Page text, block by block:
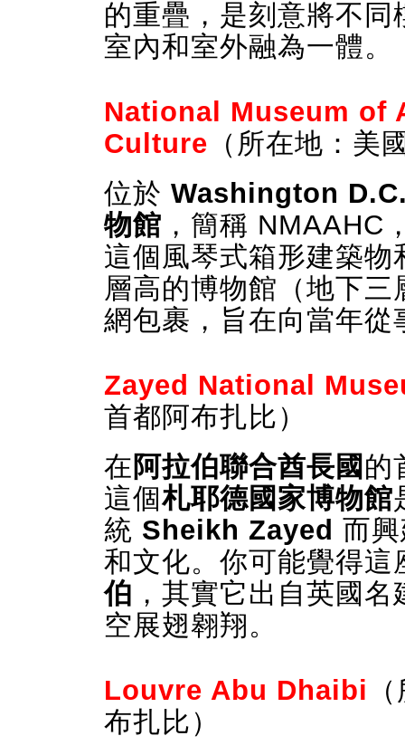
的重疊，是刻意將不
室內和室外融為一體。
National Museum of
Culture （所在地：美
位於 Washington
物館 ，簡稱 NMAAHC
這個風琴式箱形建築
層高的博物館（地下
網包裹，旨在向當年
Zayed National
首都阿布扎比）
在 阿拉伯聯合酋長國 的
這個札耶德國家博物館
統 Sheikh Zayed 而
和文化。你可能覺得
伯 ，其實它出自英國
空展翅翱翔。
Louvre Abu Dhaibi
布扎比）